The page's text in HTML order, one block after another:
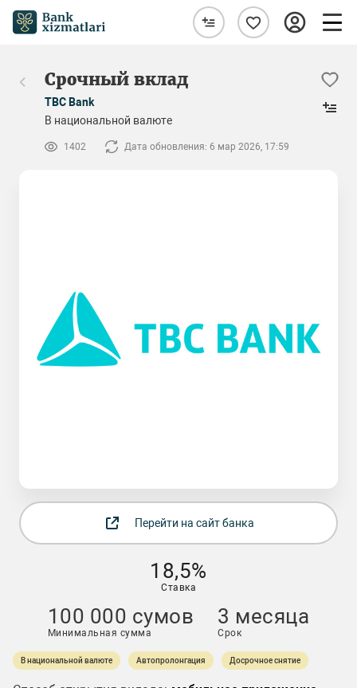
Срочный вклад
TBC Bank
В национальной валюте
1402 Дата обновления: 6 мар 2026, 17:59
Перейти на сайт банка
18,5%
Ставка
100 000 сумов
Минимальная сумма
3 месяца
Срок
В национальной валюте Автопролонгация Досрочное снятие